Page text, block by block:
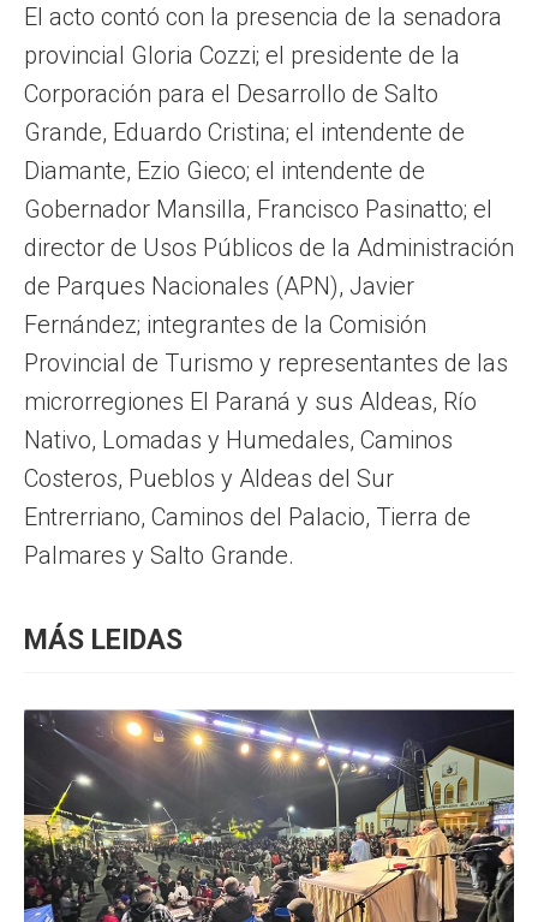
El acto contó con la presencia de la senadora
provincial Gloria Cozzi; el presidente de la
Corporación para el Desarrollo de Salto
Grande, Eduardo Cristina; el intendente de
Diamante, Ezio Gieco; el intendente de
Gobernador Mansilla, Francisco Pasinatto; el
director de Usos Públicos de la Administración
de Parques Nacionales (APN), Javier
Fernández; integrantes de la Comisión
Provincial de Turismo y representantes de las
microrregiones El Paraná y sus Aldeas, Río
Nativo, Lomadas y Humedales, Caminos
Costeros, Pueblos y Aldeas del Sur
Entrerriano, Caminos del Palacio, Tierra de
Palmares y Salto Grande.
MÁS LEIDAS